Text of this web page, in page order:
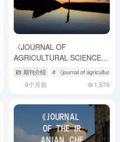
# journal of oral implantology # journal of
《JOURNAL OF
AGRICULTURAL SCIENCE
AND TECHNOLOGY》期刊介
agricultural economics
期刊介绍 # 《journal of agricultural
9个月前 1,576